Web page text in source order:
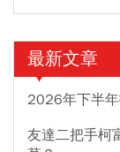
最新文章
2026年下半
友達二把手柯